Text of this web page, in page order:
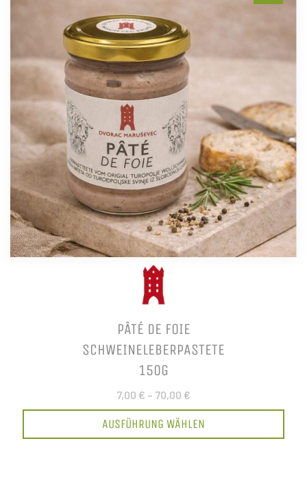
PÂTÉ DE FOIE
SCHWEINELEBERPASTETE
150G
7,00 € – 70,00 €
AUSFÜHRUNG WÄHLEN